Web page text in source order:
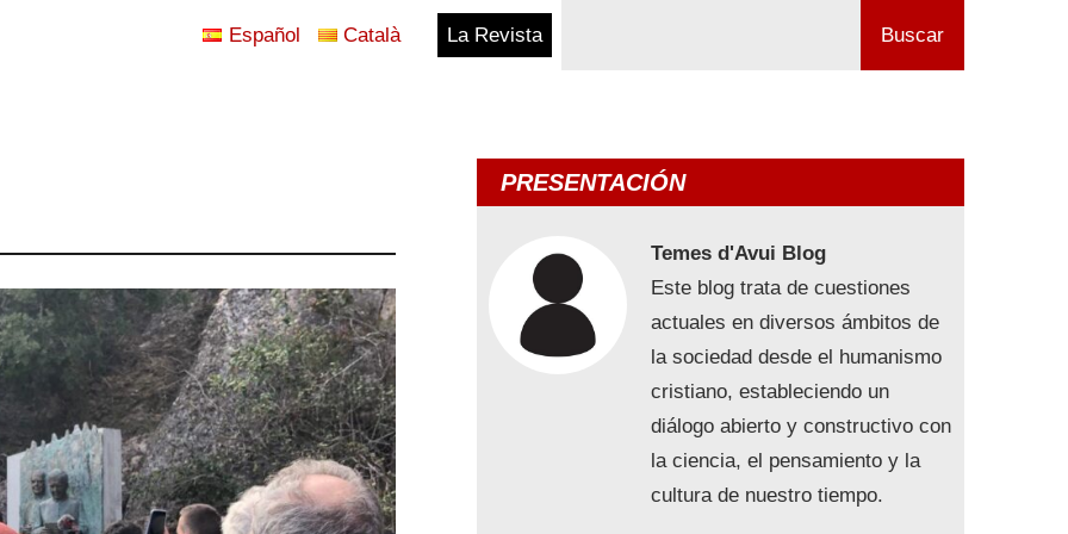
Buscar
Español Català La Revista
PRESENTACIÓN
Temes d'Avui Blog
Este blog trata de cuestiones
actuales en diversos ámbitos de
la sociedad desde el humanismo
cristiano, estableciendo un
diálogo abierto y constructivo con
la ciencia, el pensamiento y la
cultura de nuestro tiempo.